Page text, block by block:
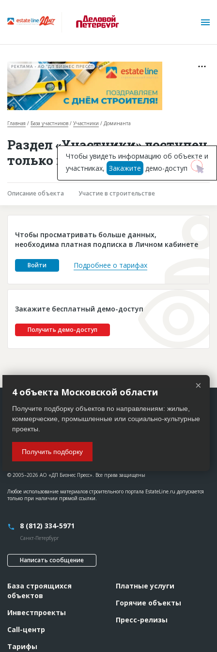
Горячие объекты
База строящихся объектов
Инвестпроекты
Глоссарий
Платные услуги
Пресс-релизы
РЕКЛАМА • АО "ДП БИЗНЕС ПРЕСС"
Главная База участников Участники Доминанта
Раздел «Участники» доступен
только подписчикам
Описание объекта Участие в строительстве
Чтобы просматривать больше данных,
необходима платная подписка в Личном кабинете
Войти Подробнее о тарифах
Закажите бесплатный демо-доступ
Получить демо-доступ
Чтобы увидеть информацию об объекте и
участниках, Закажите демо-доступ
© 2005–2026 АО «ДП Бизнес Пресс». Все права защищены
Любое использование материалов строительного портала EstateLine.ru допускается
только при наличии прямой ссылки.
8 (812) 334-5971
Санкт-Петербург
Написать сообщение
База строящихся
объектов
Инвестпроекты
Call-центр
Тарифы
Платные услуги
Горячие объекты
Пресс-релизы
×
4 объекта Московской области
Получите подборку объектов по направлениям: жилые,
коммерческие, промышленные или социально-культурные
проекты.
Получить подборку